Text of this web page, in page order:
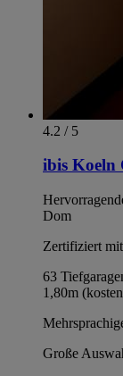
4.2 / 5
ibis Koeln
Dom
Zertifiziert
63
1,80m
Große